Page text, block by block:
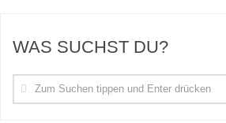
WAS SUCHST DU?